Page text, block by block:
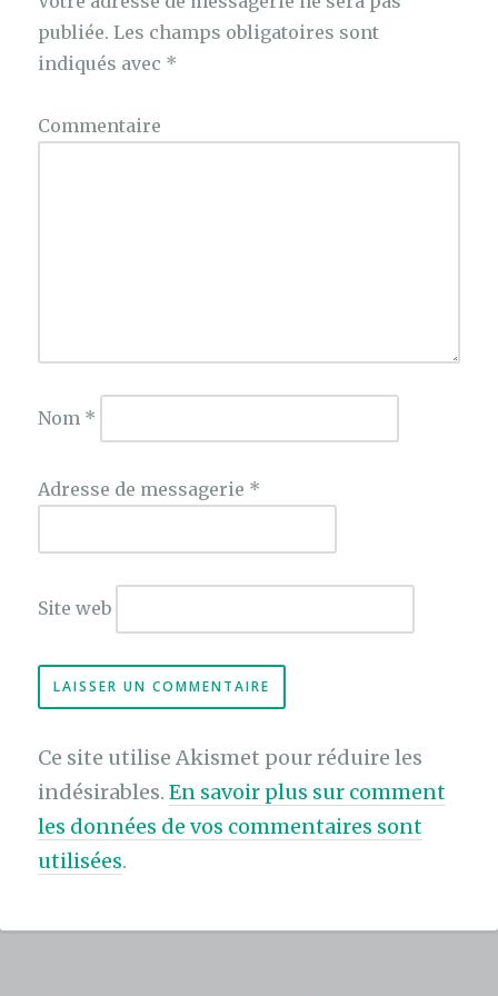
publiée. Les champs obligatoires sont
indiqués avec *
Commentaire
Nom *
Adresse de messagerie *
Site web
Ce site utilise Akismet pour réduire les
indésirables.En savoir plus sur comment
les données de vos commentaires sont
utilisées.